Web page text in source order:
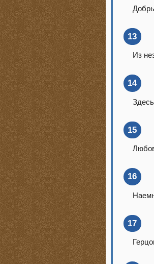
13
Из
14
15
16
17